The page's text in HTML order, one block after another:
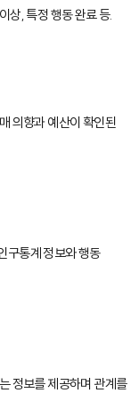
상, 특정 행동 완료 등.
의향과 예산이 확인된
구통계 정보와 행동
정보를 제공하며 관계를